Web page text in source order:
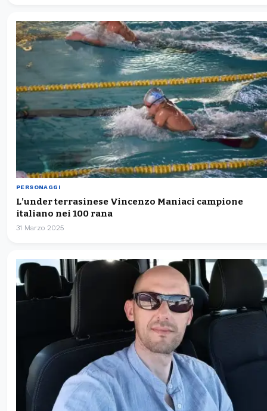
PERSONAGGI
L’under terrasinese Vincenzo Maniaci campione
italiano nei 100 rana
31 Marzo 2025